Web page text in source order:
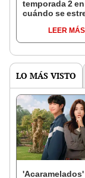
temporada 2
cuándo se
temporadaLEER MÁS
LO MÁS VISTO